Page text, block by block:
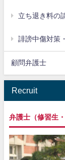
立ち退き料の
誹謗中傷対策
顧問弁護士
Recruit
弁護士（修習生